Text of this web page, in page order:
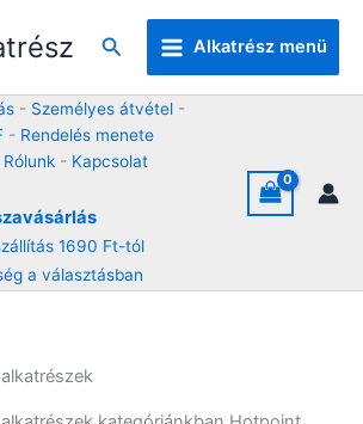
Keresés Alkatrész menü
- Személyes átvétel -
- Rendelés menete
Rólunk - Kapcsolat
1690 Ft-tól
a választásban